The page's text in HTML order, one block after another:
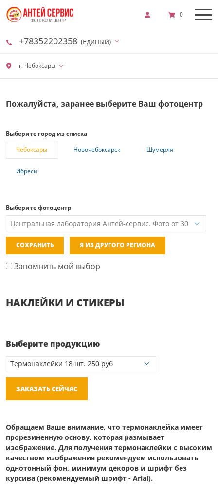
г. Чебоксары
+78352202358 (Единый)
0
Пожалуйста, заранее выберите Ваш фотоцентр
Выберите город из списка
Чебоксары
Новочебоксарск Шумерля
Ибреси
Выберите фотоцентр
СОХРАНИТЬ Я ИЗ ДРУГОГО РЕГИОНА
Запомнить мой выбор
НАКЛЕЙКИ И СТИКЕРЫ
Выберите продукцию
ЗАКАЗАТЬ СЕЙЧАС
Обращаем Ваше внимание, что термонаклейка имеет
прорезиненную основу, которая размывает
изображение. Для получения термонаклейки с высоким
качеством изображения рекомендуем использовать
однотонный фон, минимум декоров и шрифт без
курсива (рекомендуемый шрифт - Arial).